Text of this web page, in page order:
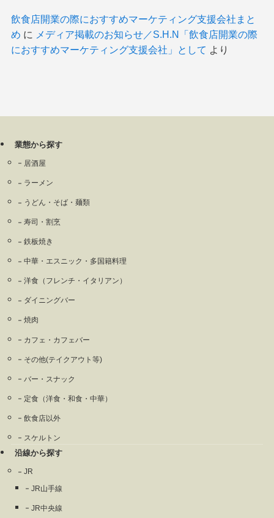
飲食店開業の際におすすめマーケティング支援会社まと
め に
メディア掲載のお知らせ／S.H.N「飲食店開業の際
におすすめマーケティング支援会社」として より
業態から探す
居酒屋
ラーメン
うどん・そば・麺類
寿司・割烹
鉄板焼き
中華・エスニック・多国籍料理
洋食（フレンチ・イタリアン）
ダイニングバー
焼肉
カフェ・カフェバー
その他(テイクアウト等)
バー・スナック
定食（洋食・和食・中華）
飲食店以外
スケルトン
沿線から探す
JR
JR山手線
JR中央線